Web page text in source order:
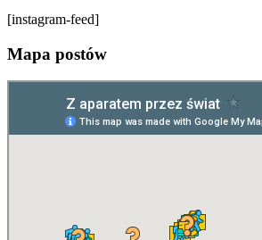
[instagram-feed]
Mapa postów